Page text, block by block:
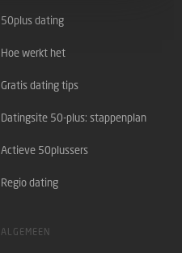
50plus dating
Hoe werkt het
Gratis dating tips
Datingsite 50-plus: stappenplan
Actieve 50plussers
Regio dating
ALGEMEEN